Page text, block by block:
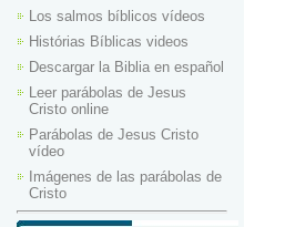
Los salmos bíblicos vídeos
Histórias Bíblicas videos
Descargar la Biblia en español
Leer parábolas de Jesus
Cristo online
Parábolas de Jesus Cristo
vídeo
Imágenes de las parábolas de
Cristo